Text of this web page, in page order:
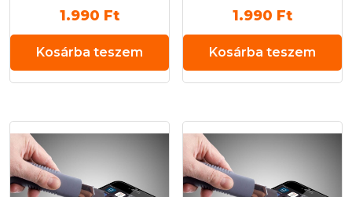
1.990 Ft
Kosárba teszem
1.990 Ft
Kosárba teszem